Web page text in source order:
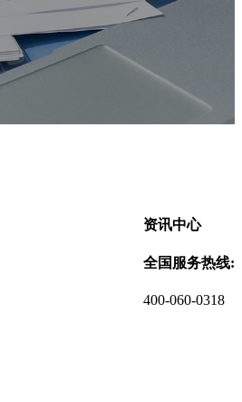
资讯中心
全国服务热线:
400-060-0318